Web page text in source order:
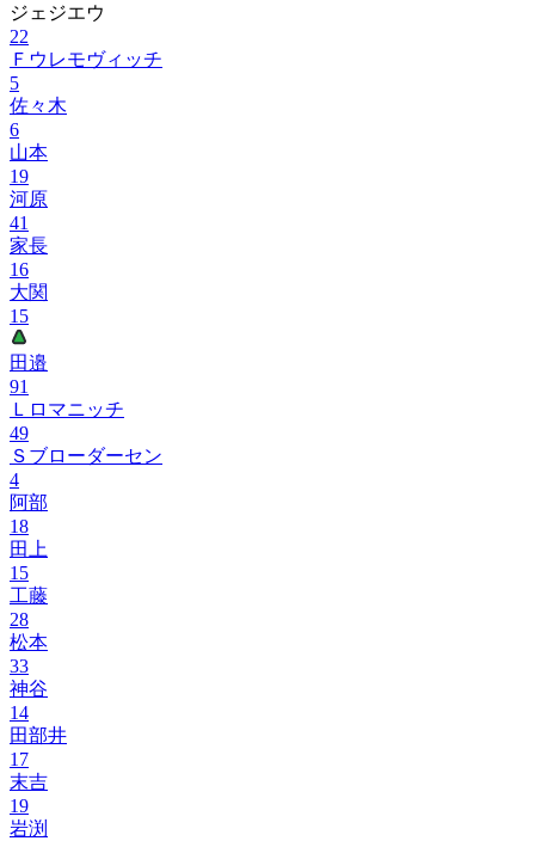
ジェジエウ
22
Ｆウレモヴィッチ
5
佐々木
6
山本
19
河原
41
家長
16
大関
15
田邉
91
Ｌロマニッチ
49
Ｓブローダーセン
4
阿部
18
田上
15
工藤
28
松本
33
神谷
14
田部井
17
末吉
19
岩渕